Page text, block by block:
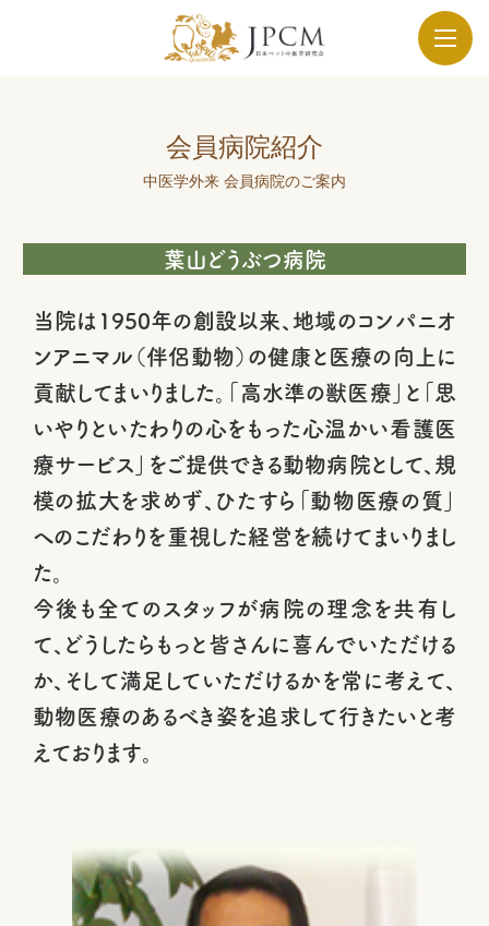
会員病院紹介
中医学外来 会員病院のご案内
葉山どうぶつ病院
当院は1950年の創設以来、地域のコンパニオ
ンアニマル（伴侶動物）の健康と医療の向上に
貢献してまいりました。「高水準の獣医療」と「思
いやりといたわりの心をもった心温かい看護医
療サービス」をご提供できる動物病院として、規
模の拡大を求めず、ひたすら「動物医療の質」
へのこだわりを重視した経営を続けてまいりまし
た。
今後も全てのスタッフが病院の理念を共有し
て、どうしたらもっと皆さんに喜んでいただける
か、そして満足していただけるかを常に考えて、
動物医療のあるべき姿を追求して行きたいと考
えております。